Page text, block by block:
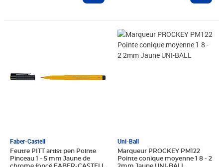
Faber-Castell
Feutre PITT artist pen Pointe
Pinceau 1 - 5 mm Jaune de
Uni-Ball
Marqueur PROCKEY PM122
Pointe conique moyenne 1 8 - 2
Prix 4,02€